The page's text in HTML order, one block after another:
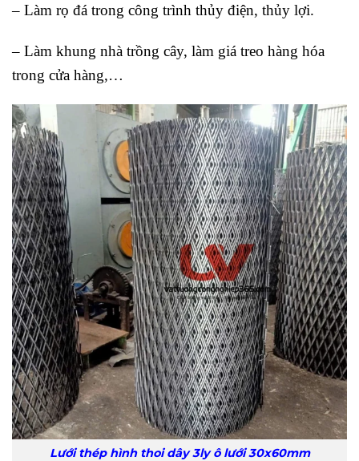
– Làm rọ đá trong công trình thủy điện, thủy lợi.
– Làm khung nhà trồng cây, làm giá treo hàng hóa
trong cửa hàng,…
Lưới thép hình thoi dây 3ly ô lưới 30x60mm